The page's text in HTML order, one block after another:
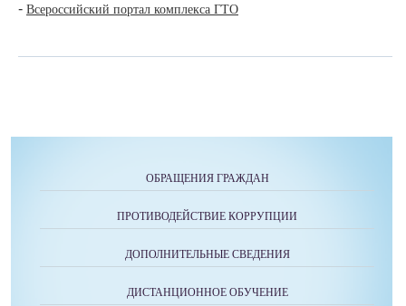
- Всероссийский портал комплекса ГТО
ОБРАЩЕНИЯ ГРАЖДАН
ПРОТИВОДЕЙСТВИЕ КОРРУПЦИИ
ДОПОЛНИТЕЛЬНЫЕ СВЕДЕНИЯ
ДИСТАНЦИОННОЕ ОБУЧЕНИЕ